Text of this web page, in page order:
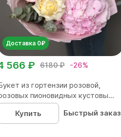
Доставка 0₽
6180 ₽ -26%
566 ₽
из гортензии розовой,
пионовидных кустовы...
Купить
Быстрый заказ